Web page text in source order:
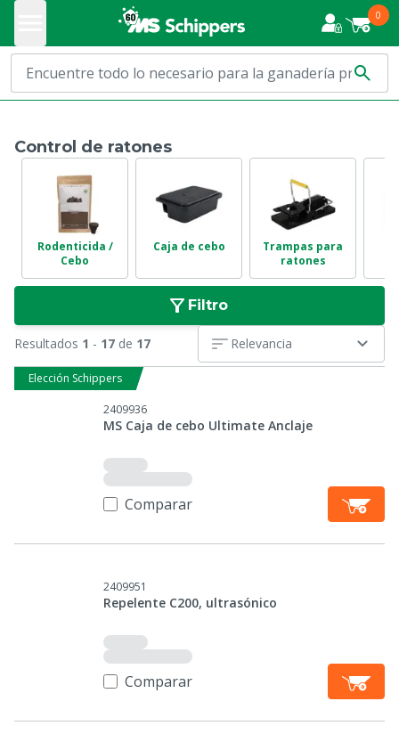
0
Control de ratones
Rodenticida /
Cebo
Caja de cebo
Trampas para
ratones
Filtro
Resultados 1 - 17 de 17 Relevancia
Elección Schippers
2409936
MS Caja de cebo Ultimate Anclaje
Comparar
2409951
Repelente C200, ultrasónico
Comparar